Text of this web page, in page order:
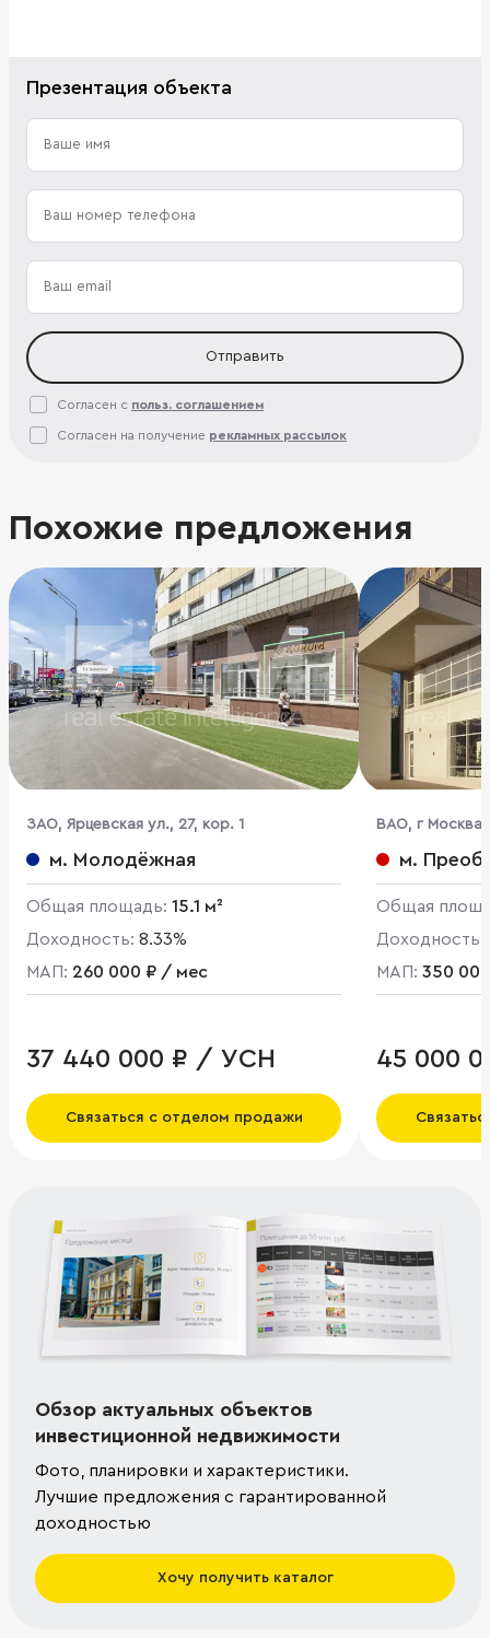
Презентация объекта
Отправить
Согласен с польз. соглашением
Согласен на получение рекламных рассылок
Похожие предложения
ЗАО, Ярцевская ул., 27, кор. 1
м. Молодёжная
Общая площадь: 15.1 м²
Доходность: 8.33%
МАП: 260 000 ₽ / мес
37 440 000 ₽ / УСН
Связаться с отделом продажи
ВАО, г Москва,
м.
Общая
Доходность:
МАП: 350
45 000
Обзор актуальных объектов
инвестиционной недвижимости
Фото, планировки и характеристики.
Лучшие предложения с гарантированной
доходностью
Хочу получить каталог